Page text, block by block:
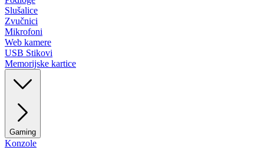
Slušalice
Zvučnici
Mikrofoni
Web kamere
USB Stikovi
Memorijske kartice
Gaming
Konzole